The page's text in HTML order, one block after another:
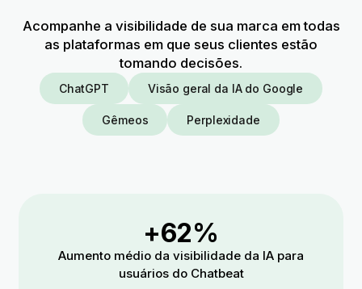
Acompanhe a visibilidade de sua marca em todas
as plataformas em que seus clientes estão
tomando decisões.
ChatGPT Visão geral da IA do Google
Gêmeos Perplexidade
+62%
Aumento médio da visibilidade da IA para
usuários do Chatbeat